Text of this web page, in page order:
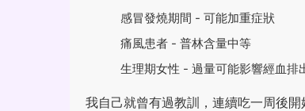
感冒發燒期間 - 可能加重症狀
痛風患者 - 普林含量中等
生理期女性 - 過量可能影響經血排
我自己就曾有過教訓，連續吃一周後